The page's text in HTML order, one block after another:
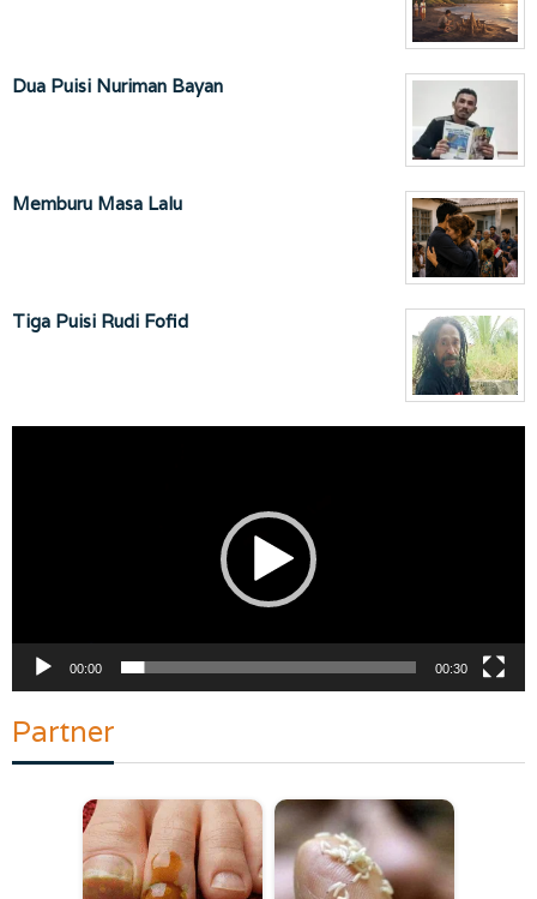
Dua Puisi Nuriman Bayan
Memburu Masa Lalu
Tiga Puisi Rudi Fofid
00:00 00:30
Partner